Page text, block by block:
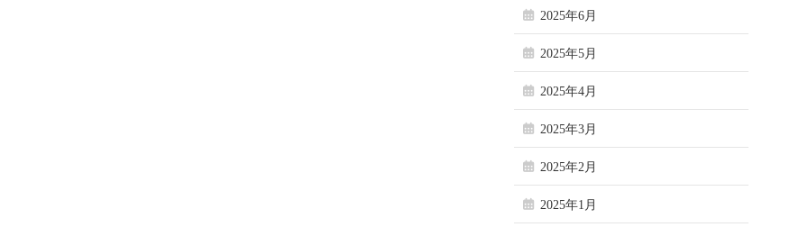
2025年6月
2025年5月
2025年4月
2025年3月
2025年2月
2025年1月